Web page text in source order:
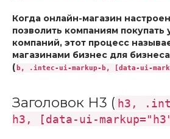
Когда онлайн-магазин
позволить компаниям покупать
компаний, этот процесс
магазинами бизнес для
( b, .intec-ui-markup-b, [data-ui-
Заголовок H3 ( h3,
h3, [data-ui-